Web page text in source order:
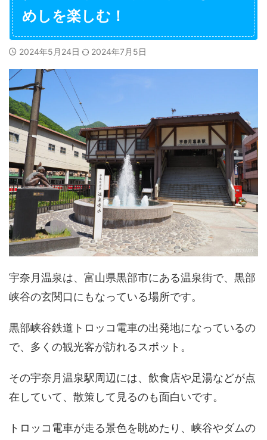
めしを楽しむ！
2024年5月24日 2024年7月5日
宇奈月温泉は、富山県黒部市にある温泉街で、黒部
峡谷の玄関口にもなっている場所です。
黒部峡谷鉄道トロッコ電車の出発地になっているの
で、多くの観光客が訪れるスポット。
その宇奈月温泉駅周辺には、飲食店や足湯などが点
在していて、散策して見るのも面白いです。
トロッコ電車が走る景色を眺めたり、峡谷やダムの